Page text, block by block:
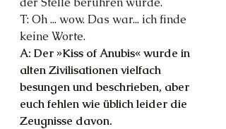
T: Oh ... wow. Das war... ich finde
keine Worte.
A: Der »Kiss of Anubis« wurde in
alten Zivilisationen vielfach
besungen und beschrieben, aber
euch fehlen wie üblich leider die
Zeugnisse davon.